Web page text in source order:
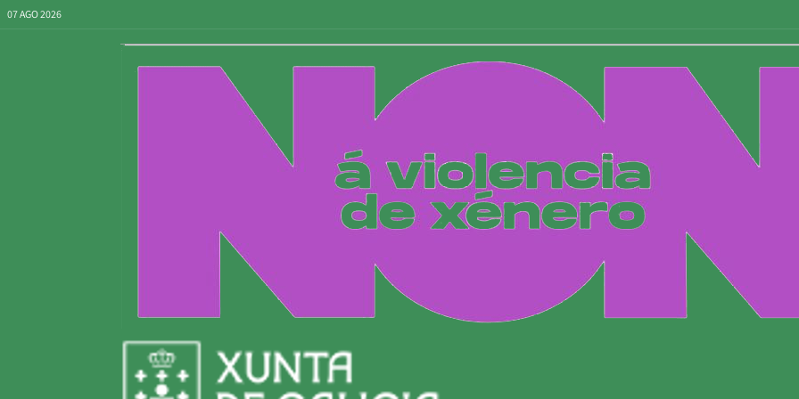
07 AGO 2026